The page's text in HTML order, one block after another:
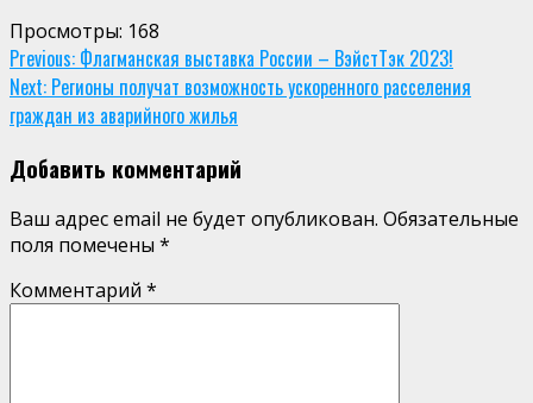
Просмотры: 168
Continue
Reading
Previous: Флагманская выставка России – ВэйстТэк 2023!
Next: Регионы получат возможность ускоренного расселения
граждан из аварийного жилья
Добавить комментарий
Ваш адрес email не будет опубликован. Обязательные
поля помечены *
Комментарий *